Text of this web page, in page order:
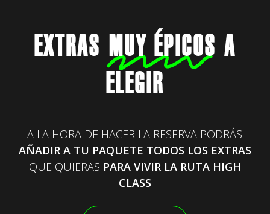
EXTRAS MUY ÉPICOS A
ELEGIR
A LA HORA DE HACER LA RESERVA PODRÁS
AÑADIR A TU PAQUETE TODOS LOS EXTRAS
QUE QUIERAS PARA VIVIR LA RUTA HIGH
CLASS